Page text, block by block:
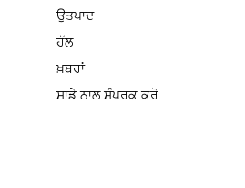
ਉਤਪਾਦ
ਹੱਲ
ਖ਼ਬਰਾਂ
ਸਾਡੇ ਨਾਲ ਸੰਪਰਕ ਕਰੋ